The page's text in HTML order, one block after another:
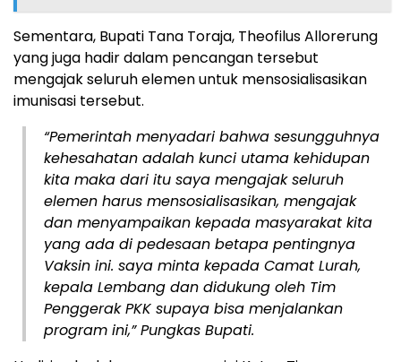
Sementara, Bupati Tana Toraja, Theofilus Allorerung
yang juga hadir dalam pencangan tersebut
mengajak seluruh elemen untuk mensosialisasikan
imunisasi tersebut.
“Pemerintah menyadari bahwa sesungguhnya
kehesahatan adalah kunci utama kehidupan
kita maka dari itu saya mengajak seluruh
elemen harus mensosialisasikan, mengajak
dan menyampaikan kepada masyarakat kita
yang ada di pedesaan betapa pentingnya
Vaksin ini. saya minta kepada Camat Lurah,
kepala Lembang dan didukung oleh Tim
Penggerak PKK supaya bisa menjalankan
program ini,” Pungkas Bupati.